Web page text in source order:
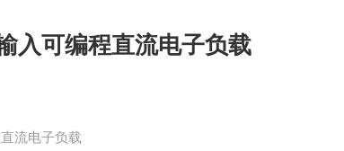
多路输入可编程直流电子负载
程直流电子负载